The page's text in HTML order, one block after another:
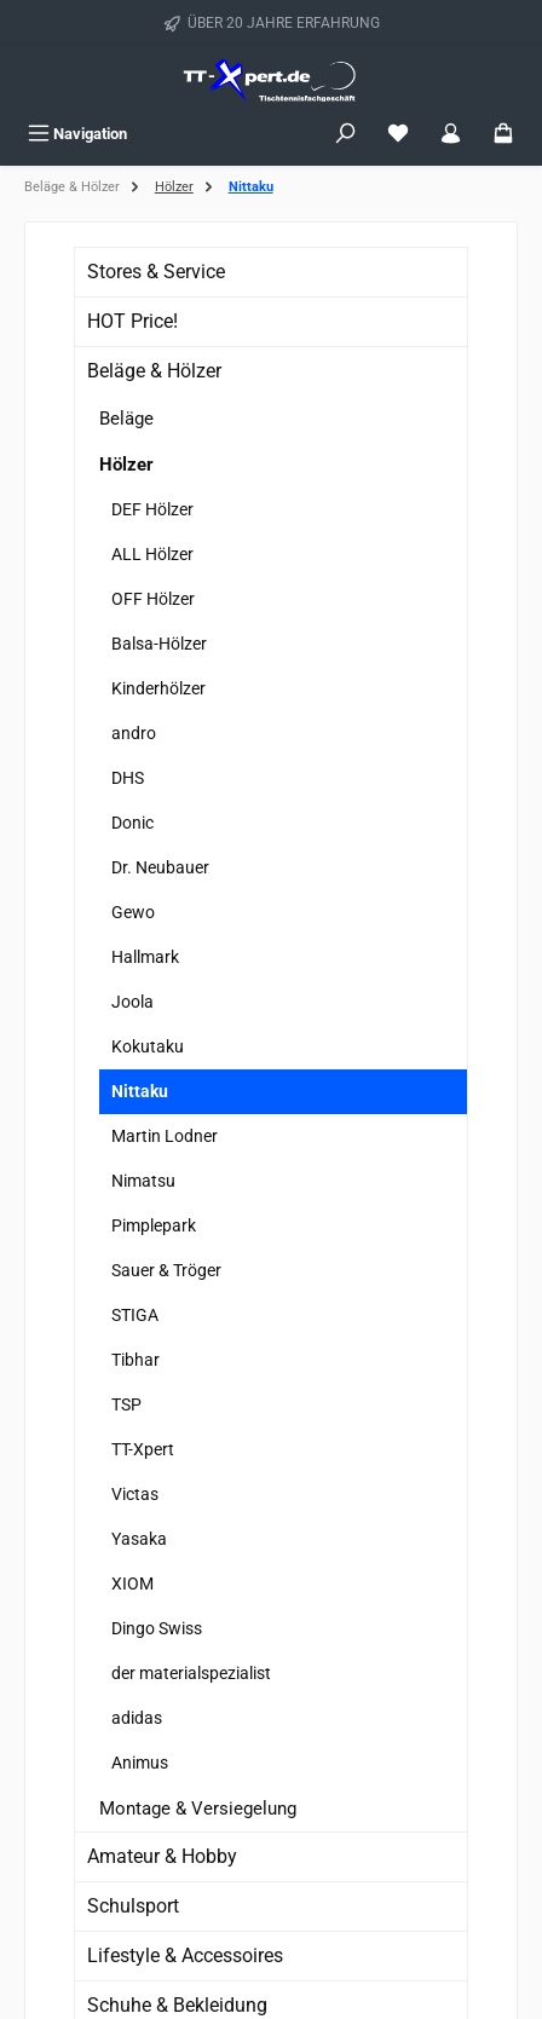
Zum Hauptinhalt springen ÜBER 20 JAHRE ERFAHRUNG
Navigation Du hast 0
Beläge & Hölzer Hölzer Nittaku
Stores & Service
HOT Price!
Beläge & Hölzer
Beläge
Hölzer
DEF Hölzer
ALL Hölzer
OFF Hölzer
Balsa-Hölzer
Kinderhölzer
andro
DHS
Donic
Dr. Neubauer
Gewo
Hallmark
Joola
Kokutaku
Nittaku
Martin Lodner
Nimatsu
Pimplepark
Sauer & Tröger
STIGA
Tibhar
TSP
TT-Xpert
Victas
Yasaka
XIOM
Dingo Swiss
der materialspezialist
adidas
Animus
Montage & Versiegelung
Amateur & Hobby
Schulsport
Lifestyle & Accessoires
Schuhe & Bekleidung